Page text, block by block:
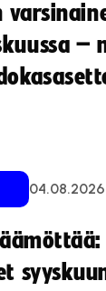
–
04.08.2026